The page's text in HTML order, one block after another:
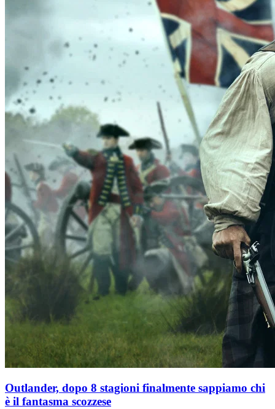
Outlander, dopo 8 stagioni finalmente sappiamo chi
è il fantasma scozzese